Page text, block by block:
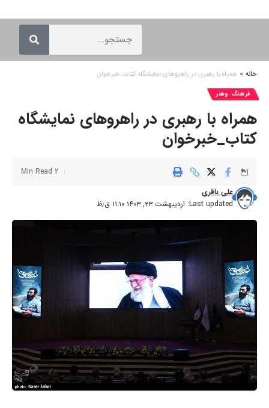
خانه » همراه با رهبری در راهروهای نمایشگاه کتاب_خبرخوان
فرهنگ وهنر
همراه با رهبری در راهروهای نمایشگاه
کتاب_خبرخوان
Last updated: اردیبهشت ۲۳, ۱۴۰۳ ۱۱:۱۰ ق٫ظ
علی باقری
2 Min Read